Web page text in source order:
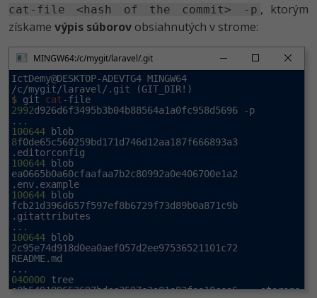
cat-file <hash of the commit> -p , ktorým
získame výpis súborov obsiahnutých v strome:
MINGW64:/c/mygit/laravel/.git
IctDemy@DESKTOP-ADEVTG4 MINGW64
$ git cat
2992d926d6f3495b3b04b88564a1a0fc958d5696 -p
100644
8f0de65c560259bd171d746d12aa187f666893a3
100644 blob
ea0665b0a60cfaafaa7b2c80992a0e406700e1a2
100644 blob
fcb21d396d657f597ef8b6729f73d89b0a871c9b
.gitattributes
100644
2c95e74d918d0ea0aef057d2ee97536521101c72
README.md
040000 tree